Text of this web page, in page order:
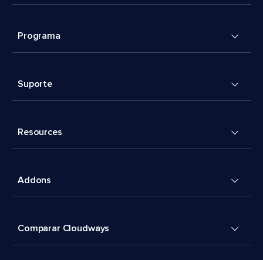
Programa
Suporte
Resources
Addons
Comparar Cloudways